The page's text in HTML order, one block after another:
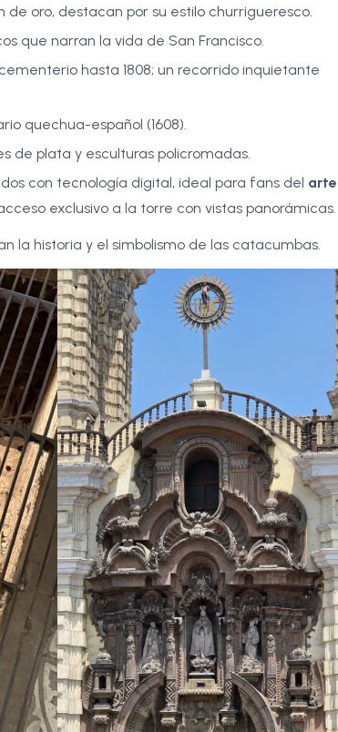
oro, destacan por su estilo churrigueresco.
que narran la vida de San Francisco.
hasta 1808; un recorrido inquietante
quechua-español (1608).
de plata y esculturas policromadas.
con tecnología digital, ideal para fans del arte
exclusivo a la torre con vistas panorámicas.
la historia y el simbolismo de las catacumbas.